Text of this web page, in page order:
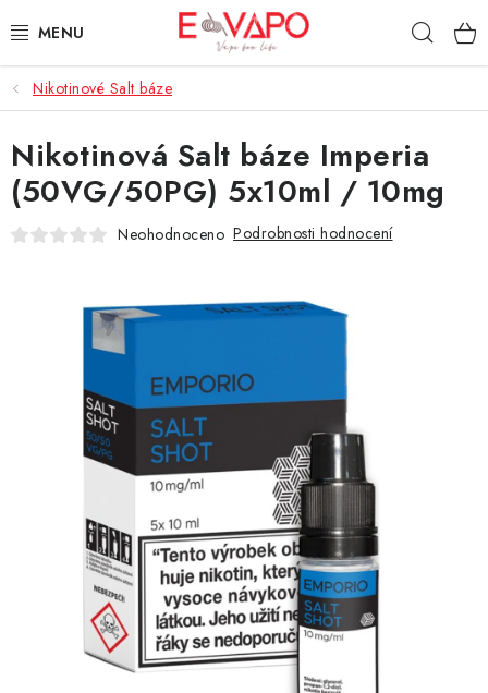
na
3D TISK
TIPY ZA DOBROU CENU
AROMATA A PŘÍCHUTĚ
E-LIQUIDY
NIKOTINOVÉ SÁČKY
DÁRKOVÉ VOUCHERY
ATOMIZÉRY A CARTRIDGE
BATERIE A NABÍJEČKY
Nikotinové Salt báze
Nikotinová Salt báze Imperia
(50VG/50PG) 5x10ml / 10mg
Neohodnoceno Podrobnosti hodnocení